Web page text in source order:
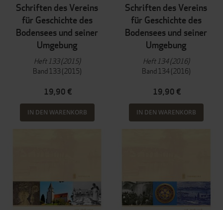
Schriften des Vereins
für Geschichte des
Bodensees und seiner
Umgebung
Heft 133 (2015)
Band 133 (2015)
19,90 €
IN DEN WARENKORB
Schriften des Vereins
für Geschichte des
Bodensees und seiner
Umgebung
Heft 134 (2016)
Band 134 (2016)
19,90 €
IN DEN WARENKORB